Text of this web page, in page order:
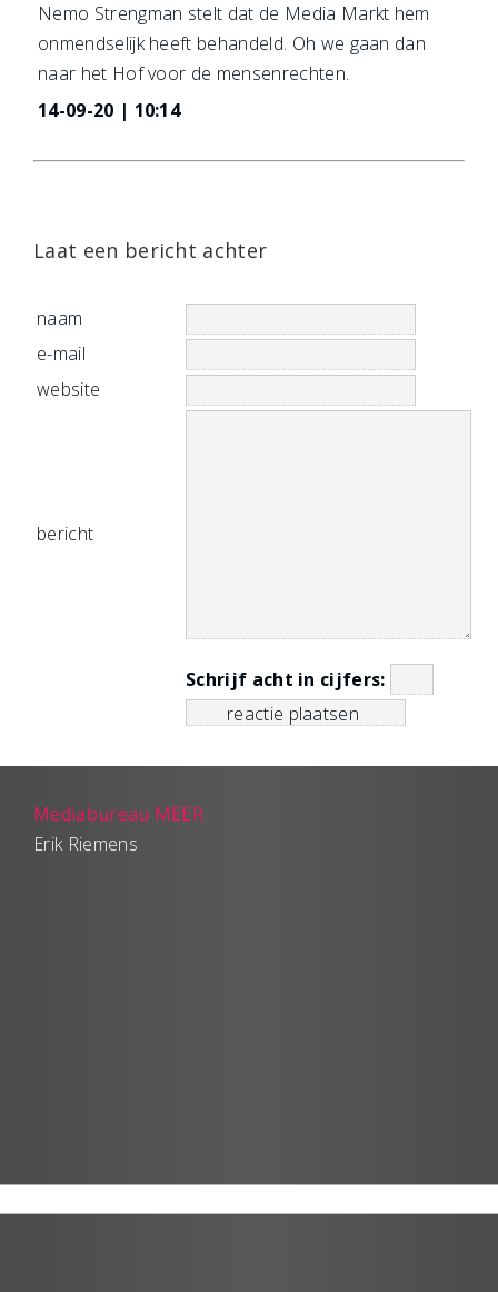
Nemo Strengman stelt dat de Media Markt hem
onmendselijk heeft behandeld. Oh we gaan dan
naar het Hof voor de mensenrechten.
14-09-20 | 10:14
Laat een bericht achter
naam
e-mail
website
bericht
Schrijf acht in cijfers:
Mediabureau MEER
Erik Riemens